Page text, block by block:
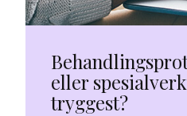
eller
tryggest?